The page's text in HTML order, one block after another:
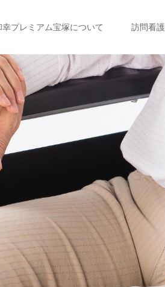
幸プレミアム宝塚について 訪問看護